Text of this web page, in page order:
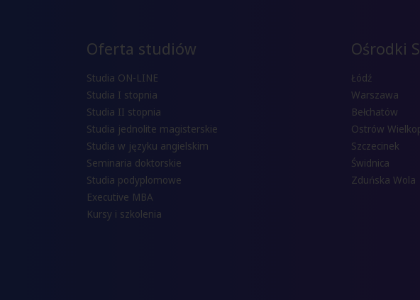
Oferta studiów
Studia ON-LINE
Studia I stopnia
Studia II stopnia
Studia jednolite magisterskie
Studia w języku angielskim
Seminaria doktorskie
Studia podyplomowe
Executive MBA
Kursy i szkolenia
Ośrodki
Łódź
Warszawa
Bełchatów
Ostrów
Szczecinek
Świdnica
Zduńska Wola